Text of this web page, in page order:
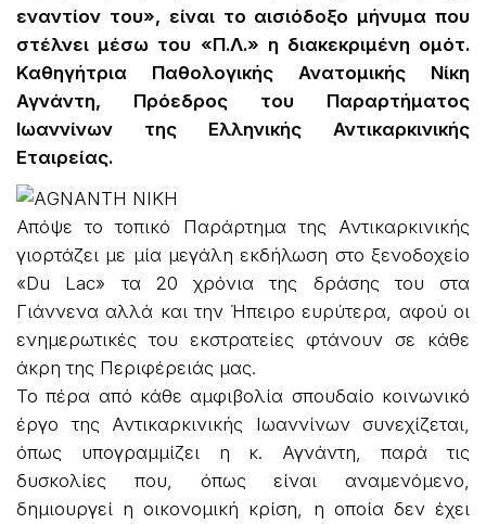
εναντίον του», είναι το αισιόδοξο μήνυμα που
στέλνει μέσω του «Π.Λ.» η διακεκριμένη ομότ.
Καθηγήτρια Παθολογικής Ανατομικής Νίκη
Αγνάντη, Πρόεδρος του Παραρτήματος
Ιωαννίνων της Ελληνικής Αντικαρκινικής
Εταιρείας.
Απόψε το τοπικό Παράρτημα της Αντικαρκινικής
γιορτάζει με μία μεγάλη εκδήλωση στο ξενοδοχείο
«Du Lac» τα 20 χρόνια της δράσης του στα
Γιάννενα αλλά και την Ήπειρο ευρύτερα, αφού οι
ενημερωτικές του εκστρατείες φτάνουν σε κάθε
άκρη της Περιφέρειάς μας.
Το πέρα από κάθε αμφιβολία σπουδαίο κοινωνικό
έργο της Αντικαρκινικής Ιωαννίνων συνεχίζεται,
όπως υπογραμμίζει η κ. Αγνάντη, παρά τις
δυσκολίες που, όπως είναι αναμενόμενο,
δημιουργεί η οικονομική κρίση, η οποία δεν έχει